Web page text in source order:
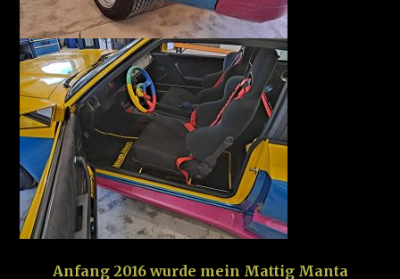
Anfang 2016 wurde mein Mattig Manta